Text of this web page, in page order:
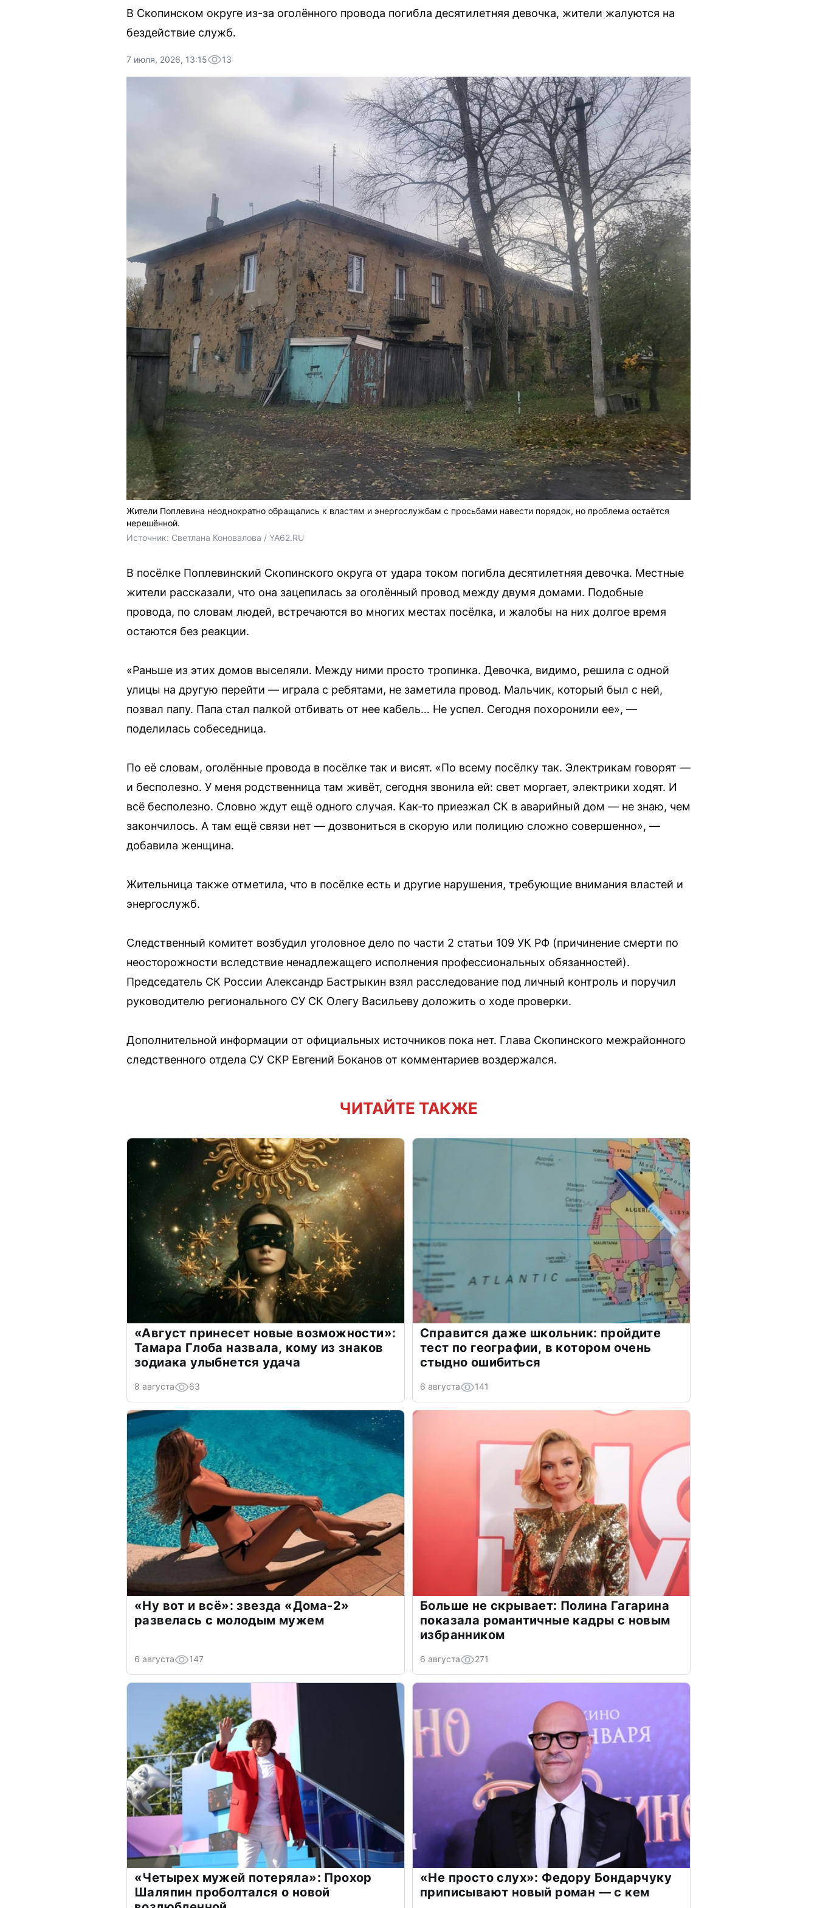
В Скопинском округе из-за оголённого провода погибла десятилетняя девочка, жители жалуются на
бездействие служб.
7 июля, 2026, 13:15 13
Жители Поплевина неоднократно обращались к властям и энергослужбам с просьбами навести порядок, но проблема остаётся
нерешённой.
Источник: Светлана Коновалова / YA62.RU
В посёлке Поплевинский Скопинского округа от удара током погибла десятилетняя девочка. Местные
жители рассказали, что она зацепилась за оголённый провод между двумя домами. Подобные
провода, по словам людей, встречаются во многих местах посёлка, и жалобы на них долгое время
остаются без реакции.
«Раньше из этих домов выселяли. Между ними просто тропинка. Девочка, видимо, решила с одной
улицы на другую перейти — играла с ребятами, не заметила провод. Мальчик, который был с ней,
позвал папу. Папа стал палкой отбивать от нее кабель… Не успел. Сегодня похоронили ее», —
поделилась собеседница.
По её словам, оголённые провода в посёлке так и висят. «По всему посёлку так. Электрикам говорят —
и бесполезно. У меня родственница там живёт, сегодня звонила ей: свет моргает, электрики ходят. И
всё бесполезно. Словно ждут ещё одного случая. Как-то приезжал СК в аварийный дом — не знаю, чем
закончилось. А там ещё связи нет — дозвониться в скорую или полицию сложно совершенно», —
добавила женщина.
Жительница также отметила, что в посёлке есть и другие нарушения, требующие внимания властей и
энергослужб.
Следственный комитет возбудил уголовное дело по части 2 статьи 109 УК РФ (причинение смерти по
неосторожности вследствие ненадлежащего исполнения профессиональных обязанностей).
Председатель СК России Александр Бастрыкин взял расследование под личный контроль и поручил
руководителю регионального СУ СК Олегу Васильеву доложить о ходе проверки.
Дополнительной информации от официальных источников пока нет. Глава Скопинского межрайонного
следственного отдела СУ СКР Евгений Боканов от комментариев воздержался.
ЧИТАЙТЕ ТАКЖЕ
«Август принесет новые возможности»:
Тамара Глоба назвала, кому из знаков
зодиака улыбнется удача
8 августа 63
Справится даже школьник: пройдите
тест по географии, в котором очень
стыдно ошибиться
6 августа 141
«Ну вот и всё»: звезда «Дома-2»
развелась с молодым мужем
6 августа 147
Больше не скрывает: Полина Гагарина
показала романтичные кадры с новым
избранником
6 августа 271
«Четырех мужей потеряла»: Прохор
Шаляпин проболтался о новой
«Не просто слух»: Федору Бондарчуку
приписывают новый роман — с кем